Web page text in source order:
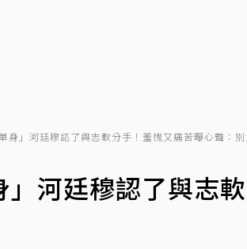
單身」河廷穆認了與志軟分手！羞愧又痛苦曝心聲：
」河廷穆認了與志